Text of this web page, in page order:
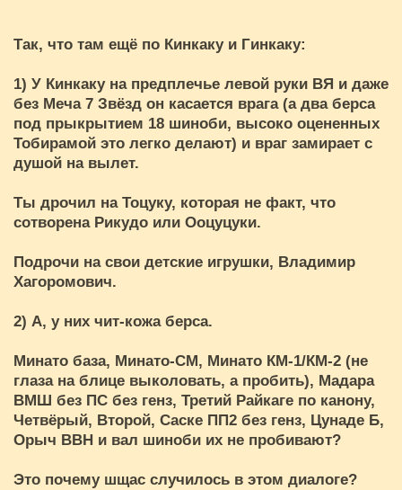
Так, что там ещё по Кинкаку и Гинкаку:
1) У Кинкаку на предплечье левой руки ВЯ и даже
без Меча 7 Звёзд он касается врага (а два берса
под прыкрытием 18 шиноби, высоко оцененных
Тобирамой это легко делают) и враг замирает с
душой на вылет.
Ты дрочил на Тоцуку, которая не факт, что
сотворена Рикудо или Ооцуцуки.
Подрочи на свои детские игрушки, Владимир
Хагоромович.
2) А, у них чит-кожа берса.
Минато база, Минато-СМ, Минато КМ-1/КМ-2 (не
глаза на блице выколовать, а пробить), Мадара
ВМШ без ПС без генз, Третий Райкаге по канону,
Четвёрый, Второй, Саске ПП2 без генз, Цунаде Б,
Орыч ВВН и вал шиноби их не пробивают?
Это почему шщас случилось в этом диалоге?